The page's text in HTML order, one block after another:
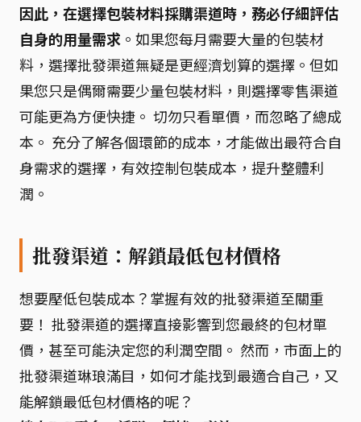
因此，在選擇包裝材料採購渠道時，務必仔細評估
自身的用量需求 。如果您每月需要大量的包裝材
料，選擇批發渠道無疑是更經濟划算的選擇。但如
果您只是偶爾需要少量包裝材料，則選擇零售渠道
可能更為方便快捷。 切勿只看單價，而忽略了總成
本。 充分了解各個環節的成本，才能做出最符合自
身需求的選擇，有效控制包裝成本，提升整體利
潤。
批發渠道：解鎖最低包材價格
想要壓低包裝成本？掌握有效的批發渠道至關重
要！ 批發渠道的選擇直接影響到您最終的包材單
價，甚至可能決定您的利潤空間。 然而，市面上的
批發渠道琳琅滿目，如何才能找到最適合自己，又
能解鎖最低包材價格的呢？